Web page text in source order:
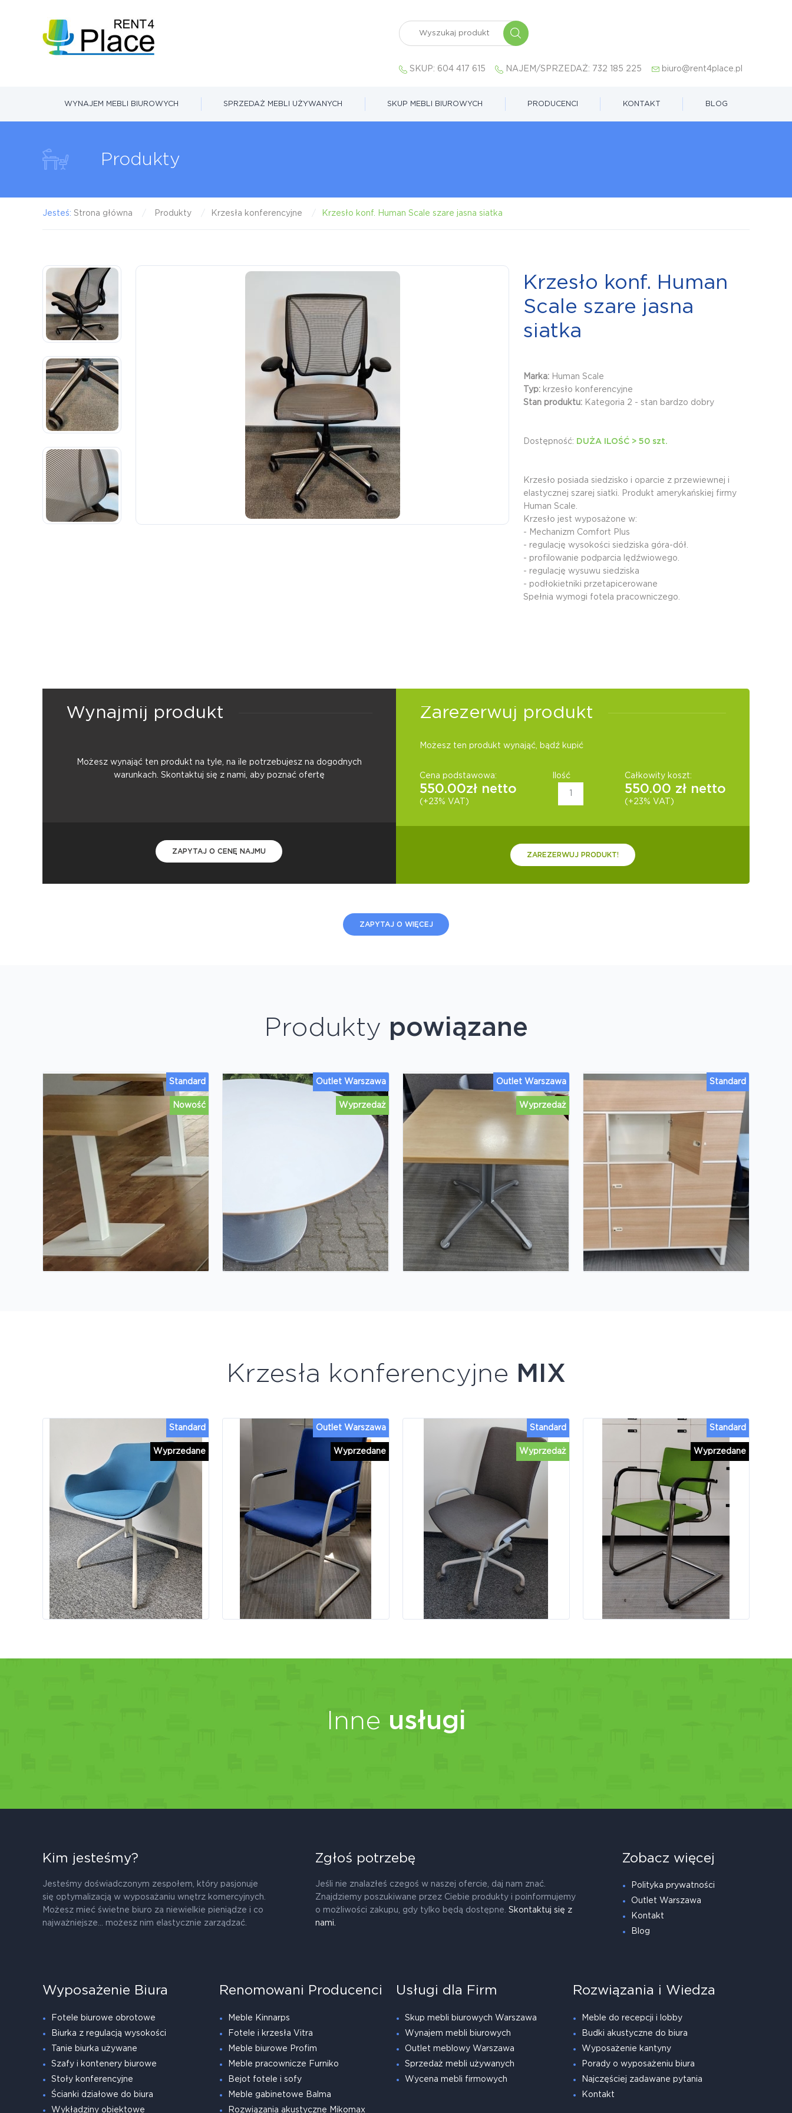
SKUP: 604 417 615 NAJEM/SPRZEDAŻ: 732 185 225 biuro@rent4place.pl
WYNAJEM MEBLI BIUROWYCH SPRZEDAŻ MEBLI UŻYWANYCH SKUP MEBLI BIUROWYCH PRODUCENCI KONTAKT BLOG
Produkty
Jesteś: Strona główna Produkty Krzesła konferencyjne Krzesło konf. Human Scale szare jasna siatka
Krzesło konf. Human
Scale szare jasna
siatka
Marka: Human Scale
Typ: krzesło konferencyjne
Stan produktu: Kategoria 2 - stan bardzo dobry
Dostępność: DUŻA ILOŚĆ > 50 szt.
Krzesło posiada siedzisko i oparcie z przewiewnej i
elastycznej szarej siatki. Produkt amerykańskiej firmy
Human Scale.
Krzesło jest wyposażone w:
- Mechanizm Comfort Plus
- regulację wysokości siedziska góra-dół.
- profilowanie podparcia lędźwiowego.
- regulację wysuwu siedziska
- podłokietniki przetapicerowane
Spełnia wymogi fotela pracowniczego.
Wynajmij produkt
Możesz wynająć ten produkt na tyle, na ile potrzebujesz na dogodnych
warunkach. Skontaktuj się z nami, aby poznać ofertę
ZAPYTAJ O CENĘ NAJMU
Zarezerwuj produkt
Możesz ten produkt wynająć, bądź kupić
Cena podstawowa:
550.00zł netto
(+23% VAT)
Ilość Całkowity koszt:
550.00 zł netto
(+23% VAT)
ZAREZERWUJ PRODUKT!
ZAPYTAJ O WIĘCEJ
Produkty powiązane
Nowość
Standard
Wyprzedaż
Outlet Warszawa
Wyprzedaż
Outlet Warszawa Standard
Krzesła konferencyjne MIX
Wyprzedane
Standard
Wyprzedane
Outlet Warszawa
Wyprzedaż
Standard
Wyprzedane
Standard
Inne usługi
Kim jesteśmy?
Jesteśmy doświadczonym zespołem, który pasjonuje
się optymalizacją w wyposażaniu wnętrz komercyjnych.
Możesz mieć świetne biuro za niewielkie pieniądze i co
najważniejsze... możesz nim elastycznie zarządzać.
Zgłoś potrzebę
Jeśli nie znalazłeś czegoś w naszej ofercie, daj nam znać.
Znajdziemy poszukiwane przez Ciebie produkty i poinformujemy
o możliwości zakupu, gdy tylko będą dostępne. Skontaktuj się z
nami.
Zobacz więcej
Polityka prywatności
Outlet Warszawa
Kontakt
Blog
Wyposażenie Biura
Fotele biurowe obrotowe
Biurka z regulacją wysokości
Tanie biurka używane
Szafy i kontenery biurowe
Stoły konferencyjne
Ścianki działowe do biura
Wykładziny obiektowe
Renomowani Producenci
Meble Kinnarps
Fotele i krzesła Vitra
Meble biurowe Profim
Meble pracownicze Furniko
Bejot fotele i sofy
Meble gabinetowe Balma
Rozwiązania akustyczne Mikomax
Usługi dla Firm
Skup mebli biurowych Warszawa
Wynajem mebli biurowych
Outlet meblowy Warszawa
Sprzedaż mebli używanych
Wycena mebli firmowych
Rozwiązania i Wiedza
Meble do recepcji i lobby
Budki akustyczne do biura
Wyposażenie kantyny
Porady o wyposażeniu biura
Najczęściej zadawane pytania
Kontakt